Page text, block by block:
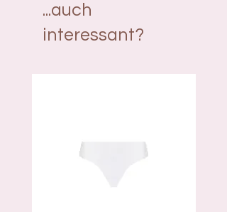
...auch
interessant?